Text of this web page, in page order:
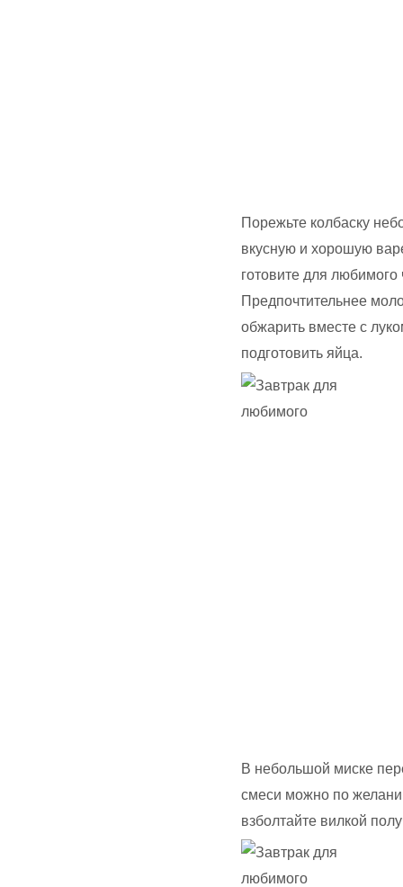
Порежьте колбаску
вкусную и хорошую
готовите для
Предпочтительнее
обжарить вместе с
подготовить яйца.
В небольшой миске
смеси можно по
взболтайте вилкой